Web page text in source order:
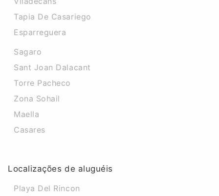
Tapia De Casariego
Esparreguera
Sagaro
Sant Joan Dalacant
Torre Pacheco
Zona Sohail
Maella
Casares
Localizações de aluguéis
Playa Del Rincon